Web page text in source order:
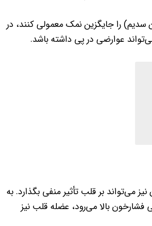
سدیم) را جایگزین نمک معمولی کنند، در
عوارضی در پی داشته باشد.
بر قلب تأثیر منفی بگذارد. به
فشارخون بالا می‌رود، عضله قلب نیز